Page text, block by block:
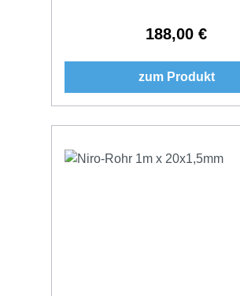
Regulärer Preis:
188,00 €
zum Produkt